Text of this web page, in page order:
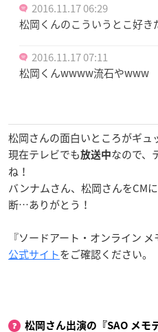
2016.11.17 06:29
松岡くんのこういうとこ好き
2016.11.17 07:11
松岡くんwwww流石やwww
松岡さんの面白いところがギュ
現在テレビでも放送中なので、
ね！
バンナムさん、松岡さんをCM
断…ありがとう！
『ソードアート・オンライン
公式サイトをご確認ください。
松岡さん出演の『SAO メモ